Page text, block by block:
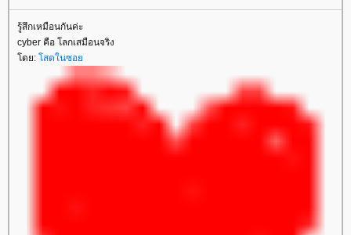
รู้สึกเหมือนกันค่ะ
cyber คือ โลกเสมือนจริง
ดย: สดในซอ